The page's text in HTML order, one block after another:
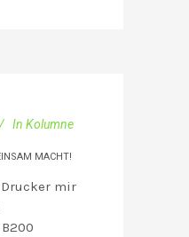
In Kolumne
MACHT!
mir